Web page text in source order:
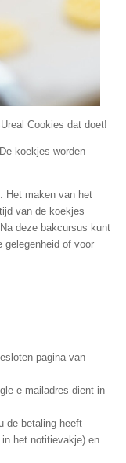
Cookies dat doet!
koekjes worden
Het maken van het
van de koekjes
deze bakcursus kunt
gelegenheid of voor
pagina van
e-mailadres dient in
de betaling heeft
het notitievakje) en